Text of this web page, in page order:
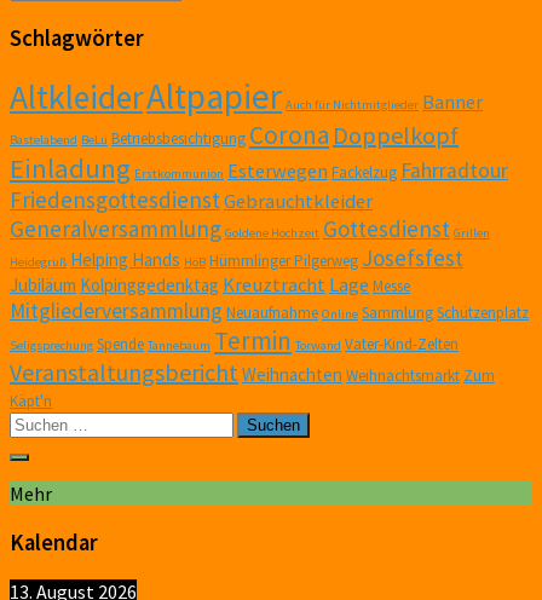
Schlagwörter
AltkleiderAltpapier Auch für Nichtmitglieder Banner
Bastelabend BeLu Betriebsbesichtigung Corona Doppelkopf
Einladung Erstkommunion Esterwegen Fackelzug Fahrradtour
FriedensgottesdienstGebrauchtkleider
Generalversammlung Goldene Hochzeit Gottesdienst Grillen
Heidegruß Helping Hands HöB Hümmlinger Pilgerweg Josefsfest
Jubiläum Kolpinggedenktag Kreuztracht Lage Messe
Mitgliederversammlung Neuaufnahme Online SammlungSchützenplatz
Seligsprechung Spende Tannebaum Termin Torwand Vater-Kind-Zelten
VeranstaltungsberichtWeihnachten Weihnachtsmarkt Zum
Käpt'n
Suchen
Mehr
Kalendar
13. August 2026